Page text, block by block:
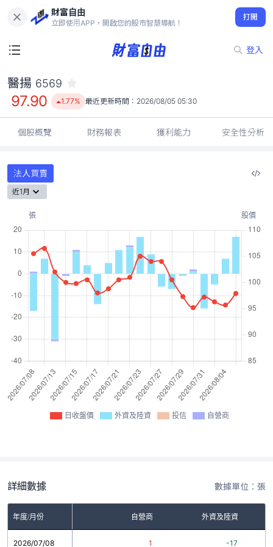
財富自由
立即使用APP，開啟您的股市智慧導航！
打開
登入
97.90
1.77%
醫揚 6569
97.90 1.77% 最近更新時間： 2026/08/05 05:30
個股概覽 財務報表 獲利能力 安全性分析
法人買賣
近1月
日收盤價 外資及陸資 投信 自營商
詳細數據 數據單位：張
年度/月份 自營商 外資及陸資
2026/07/08 1 -17